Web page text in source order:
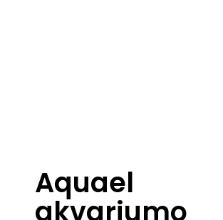
Aquael
akvariumo